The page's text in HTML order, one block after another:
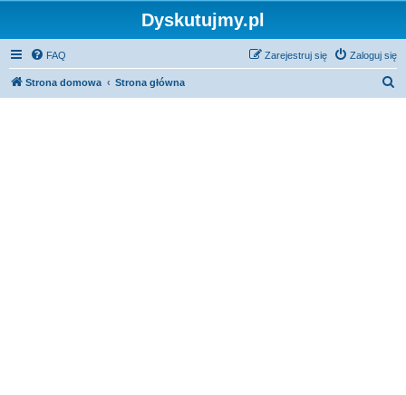
Dyskutujmy.pl
FAQ Zaloguj się
Zarejestruj się
Strona domowa Strona główna